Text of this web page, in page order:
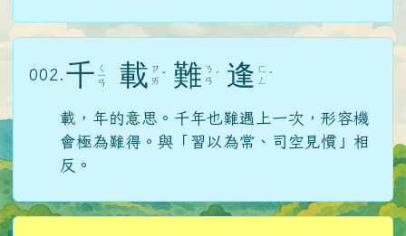
002. 千 ㄑ
ㄧ
ㄢ 載 ㄗ
ㄞ ˇ 難 ㄋ
ㄢ ˊ 逢 ㄈ
ㄥ
ˊ
載，年的意思。千年也難遇上一次，形容機
會極為難得。與「習以為常、司空見慣」相
反。